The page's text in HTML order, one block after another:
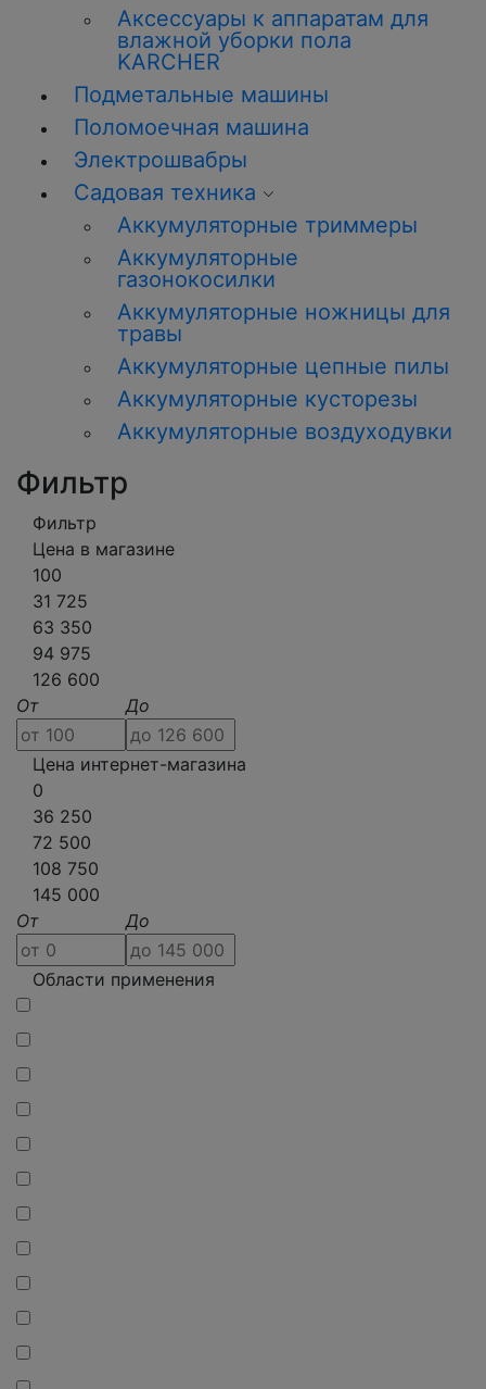
Аксессуары к аппаратам для
влажной уборки пола
KARCHER
Подметальные машины
Поломоечная машина
Электрошвабры
Садовая техника
Аккумуляторные триммеры
Аккумуляторные
газонокосилки
Аккумуляторные ножницы для
травы
Аккумуляторные цепные пилы
Аккумуляторные кусторезы
Аккумуляторные воздуходувки
Фильтр
Фильтр
Цена в магазине
100
31 725
63 350
94 975
126 600
От
До
Цена интернет-магазина
0
36 250
72 500
108 750
145 000
От
До
Области применения